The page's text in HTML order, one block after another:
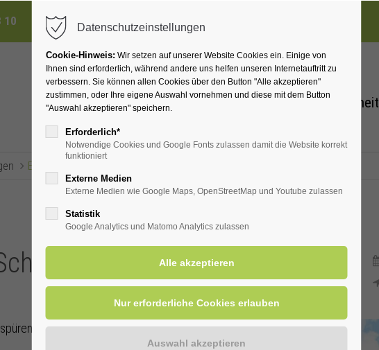
10 info@badwesternkotten.de
Ihr Heilbad Übernachten Für Ihre Gesundheit
Eventsreader (Timeline)
Wassermühle
Datenschutzeinstellungen
Cookie-Hinweis: Wir setzen auf unserer Website Cookies ein. Einige von
Ihnen sind erforderlich, während andere uns helfen unseren Internetauftritt zu
verbessern. Sie können allen Cookies über den Button "Alle akzeptieren"
zustimmen, oder Ihre eigene Auswahl vornehmen und diese mit dem Button
"Auswahl akzeptieren" speichern.
Erforderlich*
Notwendige Cookies und Google Fonts zulassen damit die Website korrekt
funktioniert
Externe Medien
Externe Medien wie Google Maps, OpenStreetMap und Youtube zulassen
Statistik
Google Analytics und Matomo Analytics zulassen